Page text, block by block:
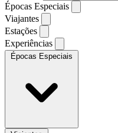
Épocas Especiais
Viajantes
Estações
Experiências
Épocas Especiais